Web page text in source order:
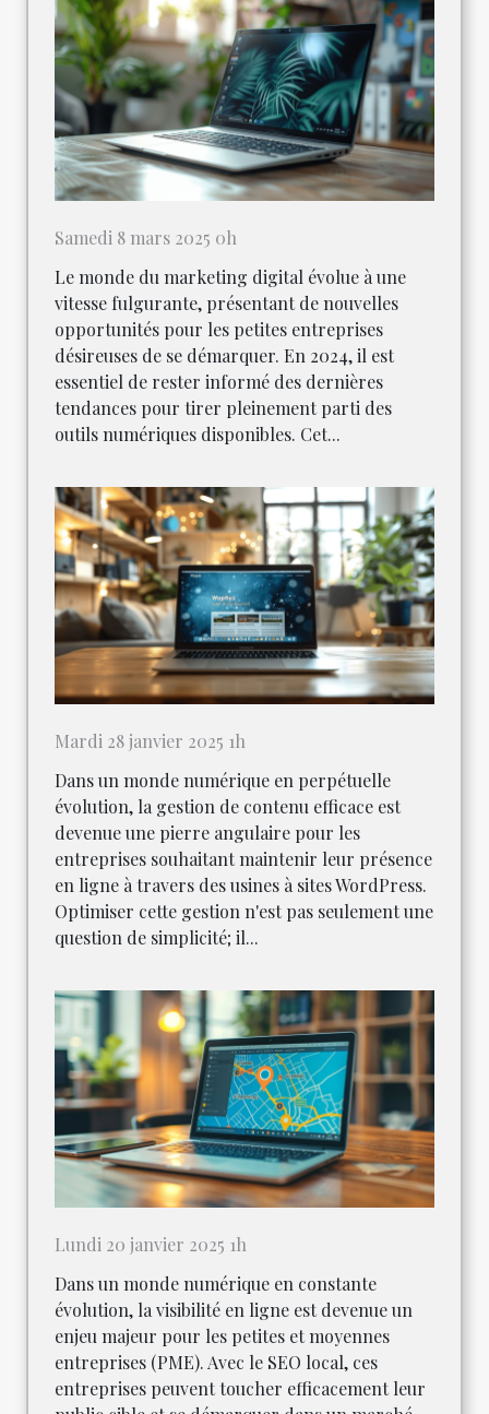
Samedi 8 mars 2025 0h
Le monde du marketing digital évolue à une
vitesse fulgurante, présentant de nouvelles
opportunités pour les petites entreprises
désireuses de se démarquer. En 2024, il est
essentiel de rester informé des dernières
tendances pour tirer pleinement parti des
outils numériques disponibles. Cet...
Mardi 28 janvier 2025 1h
Dans un monde numérique en perpétuelle
évolution, la gestion de contenu efficace est
devenue une pierre angulaire pour les
entreprises souhaitant maintenir leur présence
en ligne à travers des usines à sites WordPress.
Optimiser cette gestion n'est pas seulement une
question de simplicité; il...
Lundi 20 janvier 2025 1h
Dans un monde numérique en constante
évolution, la visibilité en ligne est devenue un
enjeu majeur pour les petites et moyennes
entreprises (PME). Avec le SEO local, ces
entreprises peuvent toucher efficacement leur